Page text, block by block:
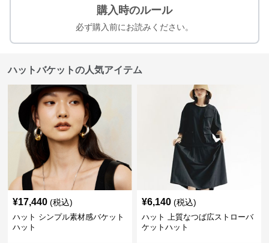
購入時のルール
必ず購入前にお読みください。
ハットバケットの人気アイテム
¥17,440 (税込)
ハット シンプル素材感バケット
ハット
¥6,140 (税込)
ハット 上質なつば広ストローバ
ケットハット